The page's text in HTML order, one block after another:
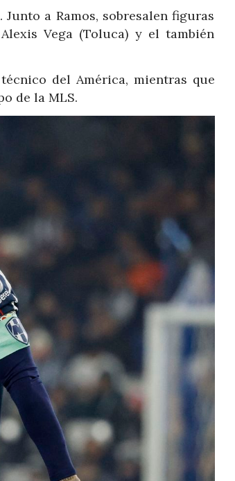
a Ramos, sobresalen figuras
Vega (Toluca) y el también
del América, mientras que
de la MLS.